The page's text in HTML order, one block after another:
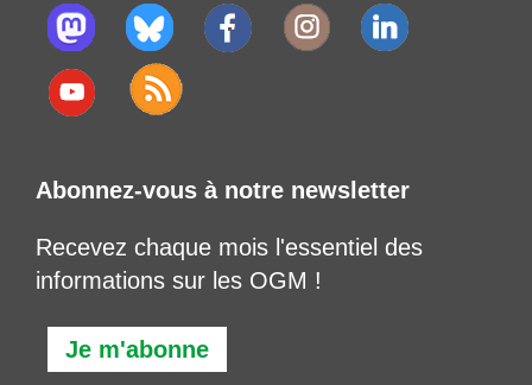
Abonnez-vous à notre newsletter
Recevez chaque mois l'essentiel des
informations sur les OGM !
Je m'abonne